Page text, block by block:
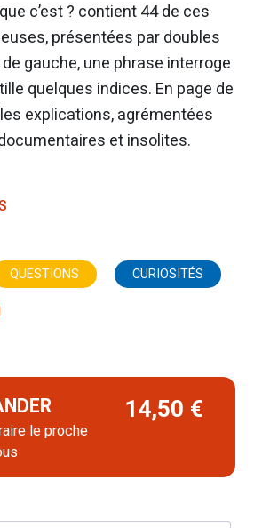
c’est ? contient 44 de ces
présentées par doubles
gauche, une phrase interroge
quelques indices. En page de
explications, agrémentées
et insolites.
QUESTIONS CURIOSITÉS
le proche
14,50 €